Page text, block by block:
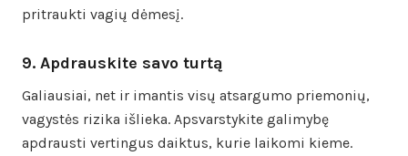
pritraukti vagių dėmesį.
9. Apdrauskite savo turtą
Galiausiai, net ir imantis visų atsargumo priemonių,
vagystės rizika išlieka. Apsvarstykite galimybę
apdrausti vertingus daiktus, kurie laikomi kieme.